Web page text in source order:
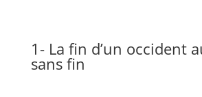
1- La fin d’un occident
sans fin